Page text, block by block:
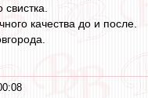
качества до и после.